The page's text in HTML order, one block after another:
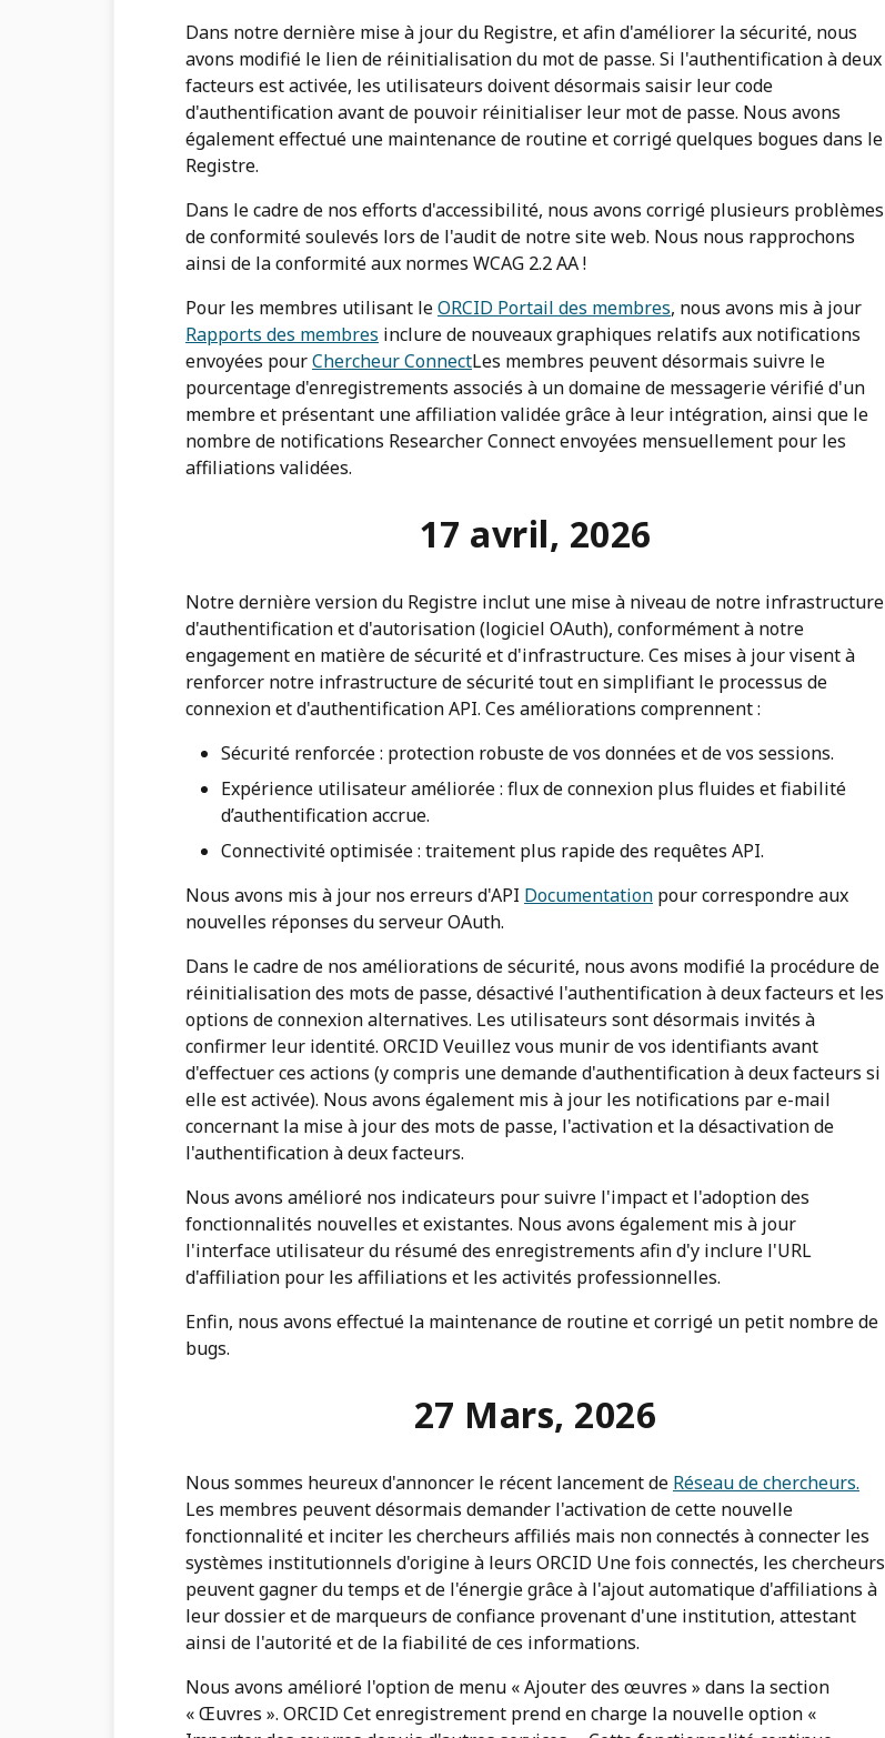
Dans notre dernière mise à jour du Registre, et afin d'améliorer la sécurité, nous
avons modifié le lien de réinitialisation du mot de passe. Si l'authentification à deux
facteurs est activée, les utilisateurs doivent désormais saisir leur code
d'authentification avant de pouvoir réinitialiser leur mot de passe. Nous avons
également effectué une maintenance de routine et corrigé quelques bogues dans le
Registre.
Dans le cadre de nos efforts d'accessibilité, nous avons corrigé plusieurs problèmes
de conformité soulevés lors de l'audit de notre site web. Nous nous rapprochons
ainsi de la conformité aux normes WCAG 2.2 AA !
Pour les membres utilisant leORCID Portail des membres, nous avons mis à jour
Rapports des membres inclure de nouveaux graphiques relatifs aux notifications
envoyées pourChercheur ConnectLes membres peuvent désormais suivre le
pourcentage d'enregistrements associés à un domaine de messagerie vérifié d'un
membre et présentant une affiliation validée grâce à leur intégration, ainsi que le
nombre de notifications Researcher Connect envoyées mensuellement pour les
affiliations validées.
17 avril, 2026
Notre dernière version du Registre inclut une mise à niveau de notre infrastructure
d'authentification et d'autorisation (logiciel OAuth), conformément à notre
engagement en matière de sécurité et d'infrastructure. Ces mises à jour visent à
renforcer notre infrastructure de sécurité tout en simplifiant le processus de
connexion et d'authentification API. Ces améliorations comprennent :
Sécurité renforcée : protection robuste de vos données et de vos sessions.
Expérience utilisateur améliorée : flux de connexion plus fluides et fiabilité
d’authentification accrue.
Connectivité optimisée : traitement plus rapide des requêtes API.
Nous avons mis à jour nos erreurs d'API Documentation pour correspondre aux
nouvelles réponses du serveur OAuth.
Dans le cadre de nos améliorations de sécurité, nous avons modifié la procédure de
réinitialisation des mots de passe, désactivé l'authentification à deux facteurs et les
options de connexion alternatives. Les utilisateurs sont désormais invités à
confirmer leur identité. ORCID Veuillez vous munir de vos identifiants avant
d'effectuer ces actions (y compris une demande d'authentification à deux facteurs si
elle est activée). Nous avons également mis à jour les notifications par e-mail
concernant la mise à jour des mots de passe, l'activation et la désactivation de
l'authentification à deux facteurs.
Nous avons amélioré nos indicateurs pour suivre l'impact et l'adoption des
fonctionnalités nouvelles et existantes. Nous avons également mis à jour
l'interface utilisateur du résumé des enregistrements afin d'y inclure l'URL
d'affiliation pour les affiliations et les activités professionnelles.
Enfin, nous avons effectué la maintenance de routine et corrigé un petit nombre de
bugs.
27 Mars, 2026
Nous sommes heureux d'annoncer le récent lancement de Réseau de chercheurs.
Les membres peuvent désormais demander l'activation de cette nouvelle
fonctionnalité et inciter les chercheurs affiliés mais non connectés à connecter les
systèmes institutionnels d'origine à leurs ORCID Une fois connectés, les chercheurs
peuvent gagner du temps et de l'énergie grâce à l'ajout automatique d'affiliations à
leur dossier et de marqueurs de confiance provenant d'une institution, attestant
ainsi de l'autorité et de la fiabilité de ces informations.
Nous avons amélioré l'option de menu « Ajouter des œuvres » dans la section
« Œuvres ». ORCID Cet enregistrement prend en charge la nouvelle option «